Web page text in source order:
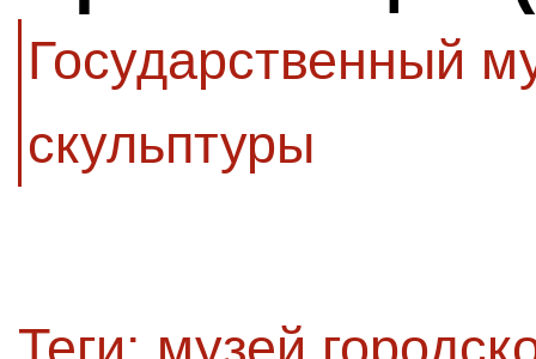
Государственный
скульптуры